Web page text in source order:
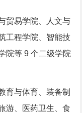
贸易学院、人文与
工程学院、智能技
院等 9 个二级学院
育与体育、装备制
游、医药卫生、食